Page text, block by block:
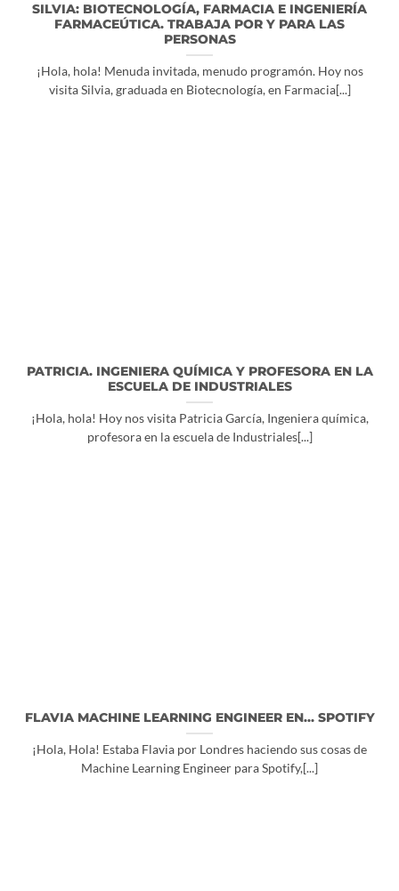
SILVIA: BIOTECNOLOGÍA, FARMACIA E INGENIERÍA
FARMACEÚTICA. TRABAJA POR Y PARA LAS
PERSONAS
¡Hola, hola! Menuda invitada, menudo programón. Hoy nos
visita Silvia, graduada en Biotecnología, en Farmacia[...]
PATRICIA. INGENIERA QUÍMICA Y PROFESORA EN LA
ESCUELA DE INDUSTRIALES
¡Hola, hola! Hoy nos visita Patricia García, Ingeniera química,
profesora en la escuela de Industriales[...]
FLAVIA MACHINE LEARNING ENGINEER EN… SPOTIFY
¡Hola, Hola! Estaba Flavia por Londres haciendo sus cosas de
Machine Learning Engineer para Spotify,[...]